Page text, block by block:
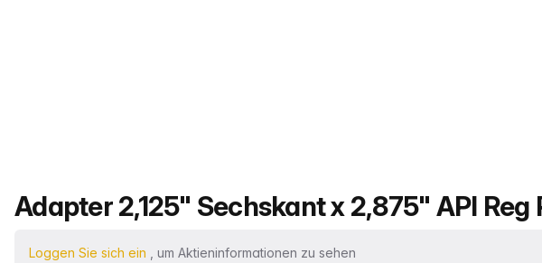
Produktname
Adapter 2,125" Sechskant x 2,875" API Reg
Loggen Sie sich ein , um Aktieninformationen zu sehen